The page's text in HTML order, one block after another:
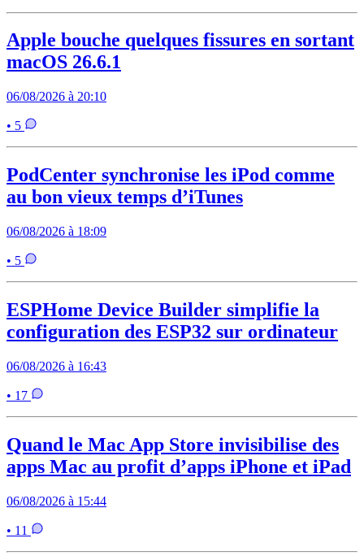
Apple bouche quelques fissures en sortant
macOS 26.6.1
06/08/2026 à 20:10
• 5
PodCenter synchronise les iPod comme
au bon vieux temps d’iTunes
06/08/2026 à 18:09
• 5
ESPHome Device Builder simplifie la
configuration des ESP32 sur ordinateur
06/08/2026 à 16:43
• 17
Quand le Mac App Store invisibilise des
apps Mac au profit d’apps iPhone et iPad
06/08/2026 à 15:44
• 11